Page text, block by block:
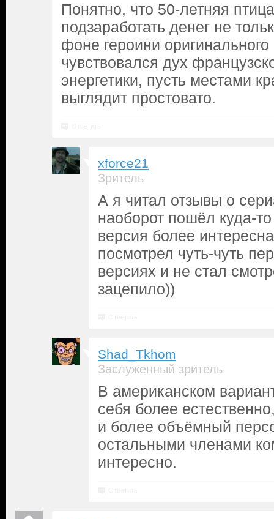
Понятно, что 50-летняя
подзаработать денег не
фоне героини
чувствовался дух
энергетики, пусть местами
выглядит простовато.
xforce21
Зритель
А я читал отзывы о
наоборот пошёл куда-
версия более
посмотрел чуть-чуть
версиях и не стал
зацепило))
Shad_Tkhom
Заслуженный зритель
В американском
себя более
и более объёмный
остальными членами
интересно.